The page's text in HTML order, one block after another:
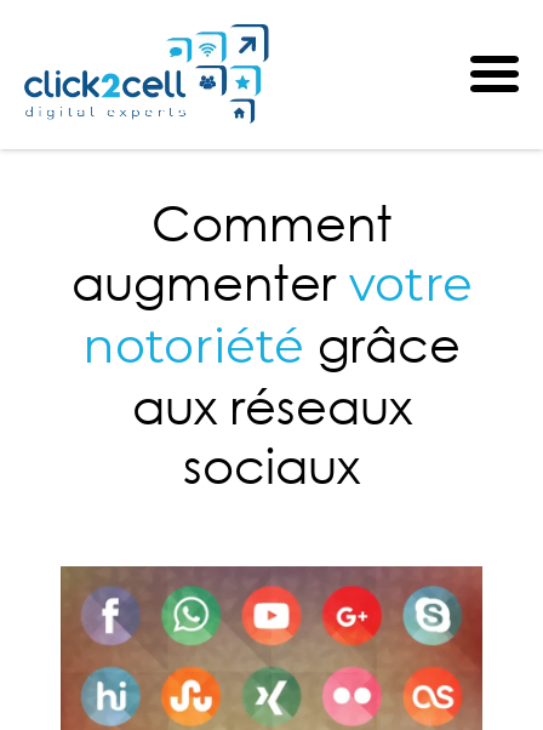
Comment
augmenter votre
notoriété grâce
aux réseaux
sociaux